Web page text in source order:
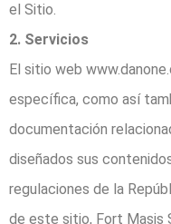
el Sitio.
2. Servicios
El sitio web
específica, como así
documentación
diseñados sus
regulaciones de la
de este sitio, Fort Masis